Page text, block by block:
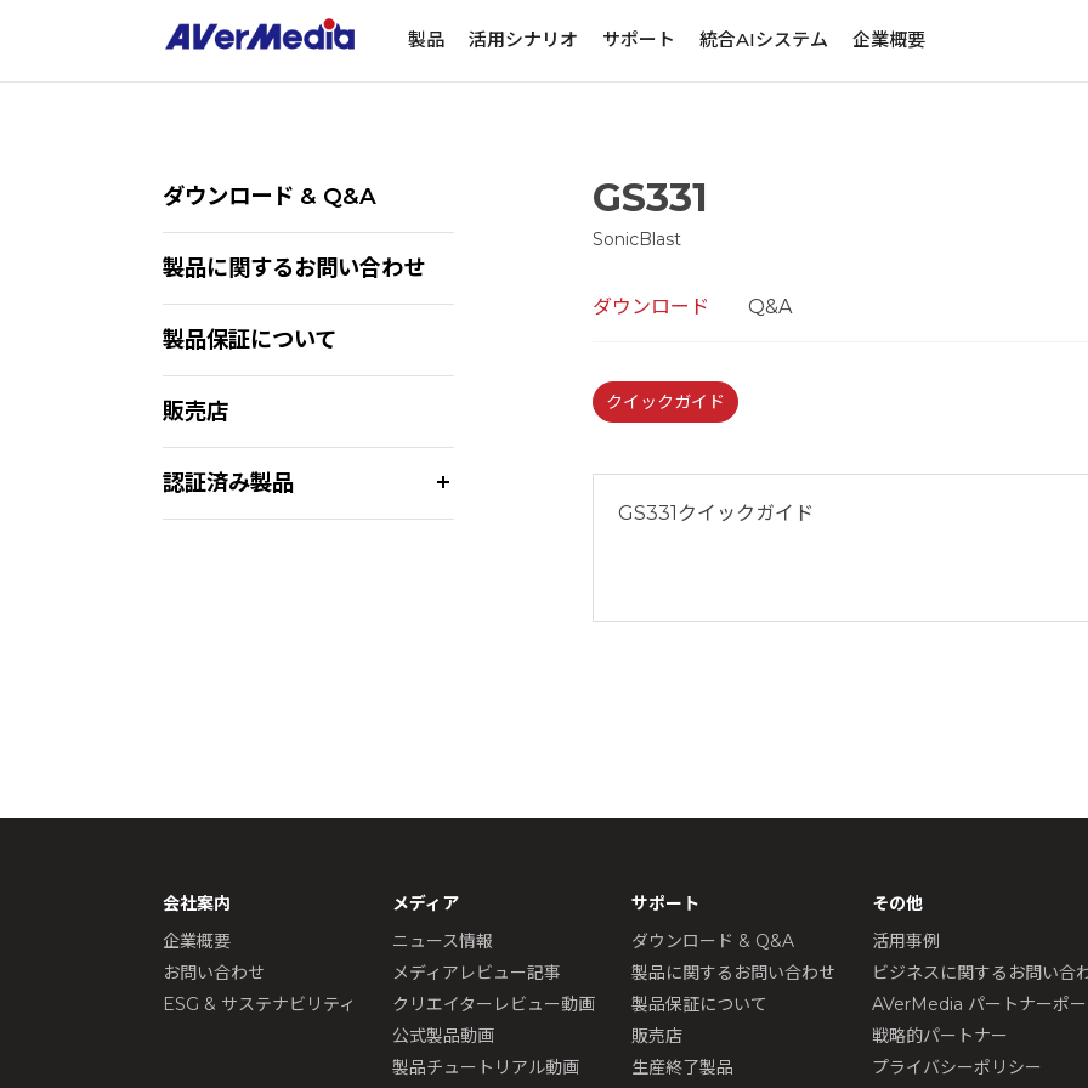
製品 活用シナリオ サポート 統合AIシステム 企業概要
ダウンロード & Q&A
製品に関するお問い合わせ
製品保証について
販売店
認証済み製品
GS331
SonicBlast
ダウンロード Q&A
クイックガイド
GS331クイックガイド
会社案内
企業概要
お問い合わせ
ESG & サステナビリティ
メディア
ニュース情報
メディアレビュー記事
クリエイターレビュー動画
公式製品動画
製品チュートリアル動画
サポート
ダウンロード & Q&A
製品に関するお問い合わせ
製品保証について
販売店
生産終了製品
その他
活用事例
ビジネスに関するお問い合
AVerMedia パートナーポ
戦略的パートナー
プライバシーポリシー